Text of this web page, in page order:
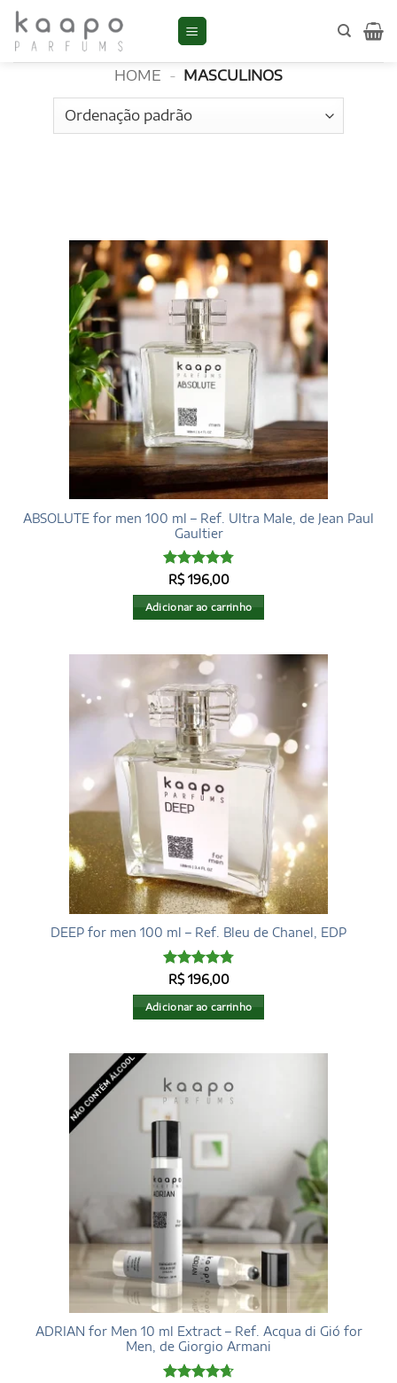
Skip
content
Masculinos
HOME - MASCULINOS
ABSOLUTE for men 100 ml – Ref. Ultra Male, de Jean Paul
Gaultier
Avaliação
4.79de 5
R$196,00
Adicionar ao carrinho
DEEP for men 100 ml – Ref. Bleu de Chanel, EDP
Avaliação
4.79de 5
R$196,00
Adicionar ao carrinho
ADRIAN for Men 10 ml Extract – Ref. Acqua di Gió for
Men, de Giorgio Armani